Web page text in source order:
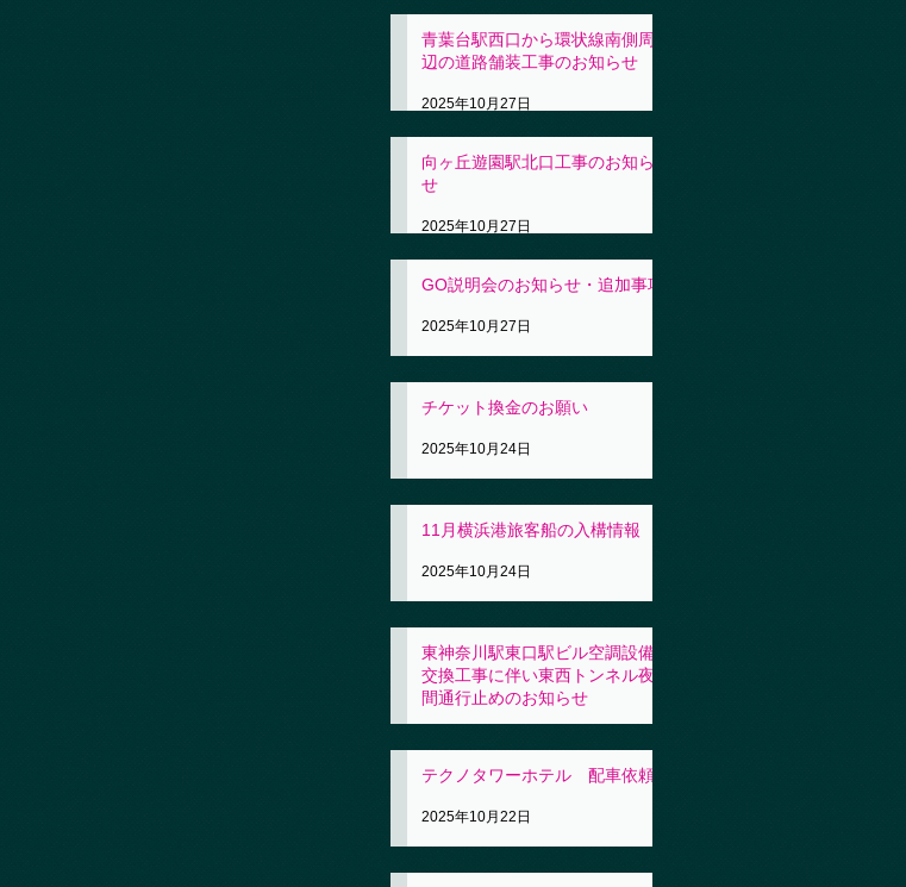
青葉台駅西口から環状線南側周
辺の道路舗装工事のお知らせ
2025年10月27日
向ヶ丘遊園駅北口工事のお知ら
せ
2025年10月27日
GO説明会のお知らせ・追加事項
2025年10月27日
チケット換金のお願い
2025年10月24日
11月横浜港旅客船の入構情報
2025年10月24日
東神奈川駅東口駅ビル空調設備
交換工事に伴い東西トンネル夜
間通行止めのお知らせ
テクノタワーホテル 配車依頼
2025年10月22日